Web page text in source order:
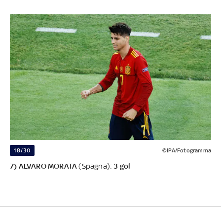
18/30 ©IPA/Fotogramma
7) ALVARO MORATA(Spagna):3 gol